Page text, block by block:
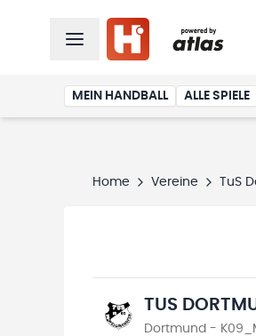
MEIN HANDBALL ALLE SPIELE
Home Vereine TuS
TUS
Dortmund -